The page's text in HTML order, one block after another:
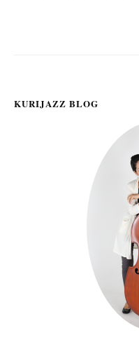
KURIJAZZ BLOG